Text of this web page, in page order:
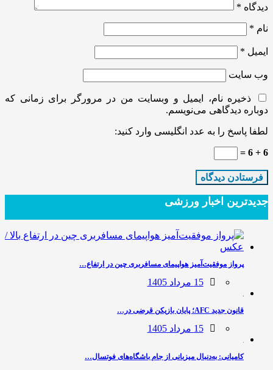
دیدگاه *
نام *
ایمیل *
وب‌ سایت
ذخیره نام، ایمیل و وبسایت من در مرورگر برای زمانی که
دوباره دیدگاهی می‌نویسم.
لطفا پاسخ را به عدد انگلیسی وارد کنید:
6 + 6 =
جدیدترین‌ اخبار ورزشی
پرواز موفقیت‌آمیز هواپیمای مسافربری چین در ارتفاع…
15 مرداد 1405
قانون جدید AFC؛ پایان بازیکن قرضی در…
15 مرداد 1405
کامیانی: به‌دنبال میزبانی از جام باشگاه‌های فوتسال…